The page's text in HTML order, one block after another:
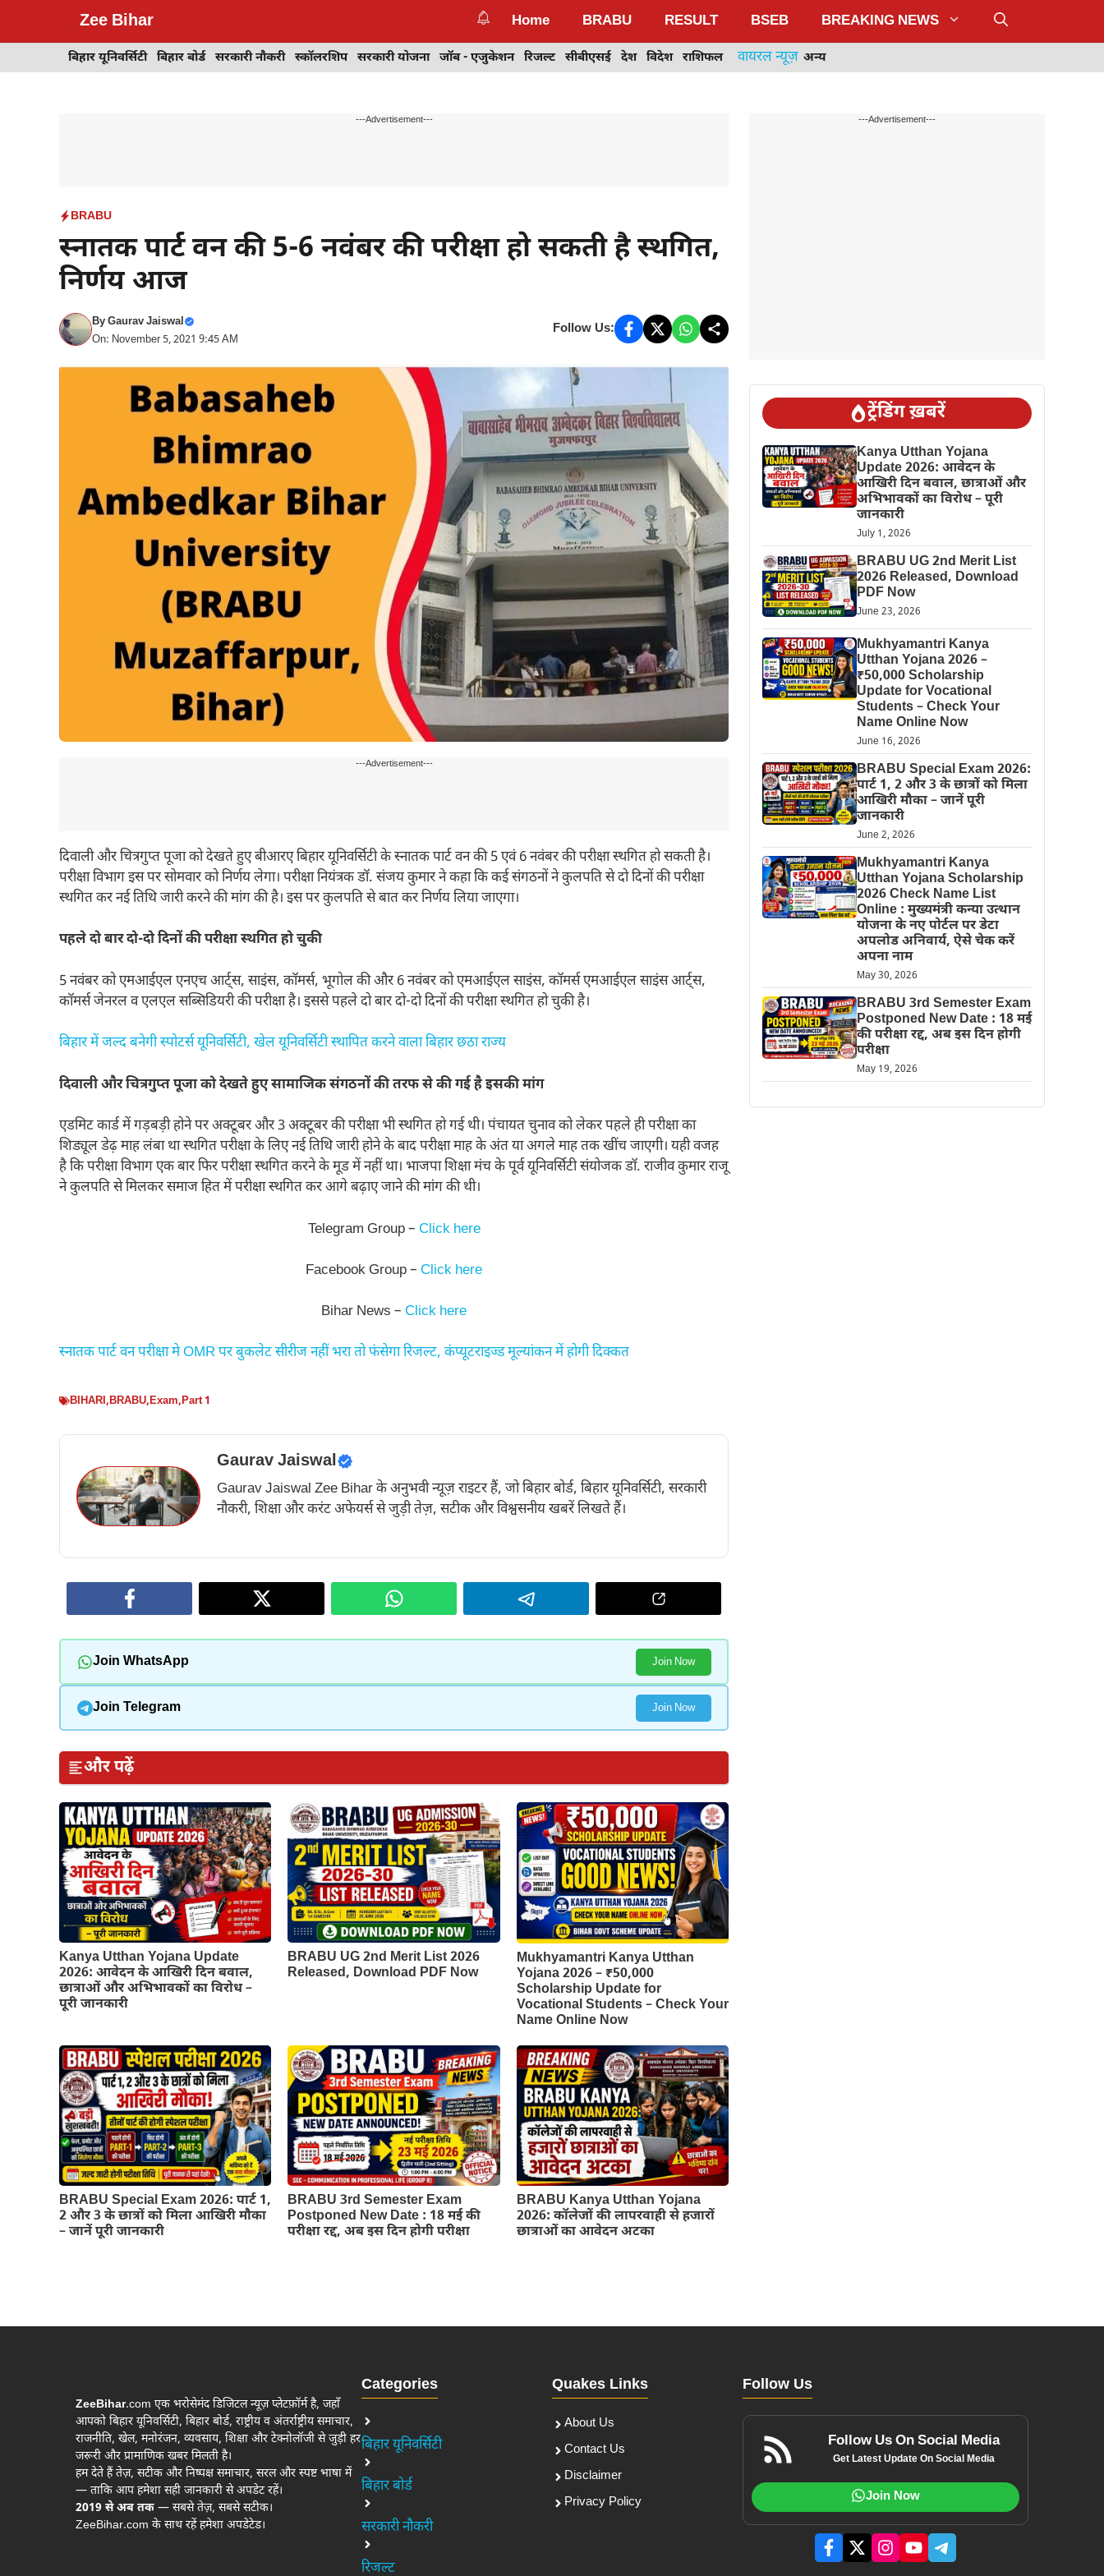
Zee Bihar Home BRABU RESULT BSEB BREAKING NEWS
बिहार यूनिवर्सिटी बिहार बोर्ड सरकारी नौकरी स्कॉलरशिप सरकारी योजना जॉब - एजुकेशन रिजल्ट सीबीएसई देश विदेश राशिफल वायरल न्यूज़ अन्य
---Advertisement---
BRABU
स्नातक पार्ट वन की 5-6 नवंबर की परीक्षा हो सकती है स्थगित,
निर्णय आज
ByGaurav Jaiswal
On: November 5, 2021 9:45 AM
Follow Us:
---Advertisement---
दिवाली और चित्रगुप्त पूजा को देखते हुए बीआरए बिहार यूनिवर्सिटी के स्नातक पार्ट वन की 5 एवं 6 नवंबर की परीक्षा स्थगित हो सकती है।
परीक्षा विभाग इस पर सोमवार को निर्णय लेगा। परीक्षा नियंत्रक डॉ. संजय कुमार ने कहा कि कई संगठनों ने कुलपति से दो दिनों की परीक्षा
स्थगित कर नई तिथि जारी करने की मांग की है। इस पर कुलपति से बात कर निर्णय लिया जाएगा।
पहले दो बार दो-दो दिनों की परीक्षा स्थगित हो चुकी
5 नवंबर को एमआईएल एनएच आर्ट्स, साइंस, कॉमर्स, भूगोल की और 6 नवंबर को एमआईएल साइंस, कॉमर्स एमआईएल साइंस आर्ट्स,
कॉमर्स जेनरल व एलएल सब्सिडियरी की परीक्षा है। इससे पहले दो बार दो-दो दिनों की परीक्षा स्थगित हो चुकी है।
बिहार में जल्द बनेगी स्पोटर्स यूनिवर्सिटी, खेल यूनिवर्सिटी स्थापित करने वाला बिहार छठा राज्य
दिवाली और चित्रगुप्त पूजा को देखते हुए सामाजिक संगठनों की तरफ से की गई है इसकी मांग
एडमिट कार्ड में गड़बड़ी होने पर अक्टूबर और 3 अक्टूबर की परीक्षा भी स्थगित हो गई थी। पंचायत चुनाव को लेकर पहले ही परीक्षा का
शिड्यूल डेढ़ माह लंबा था स्थगित परीक्षा के लिए नई तिथि जारी होने के बाद परीक्षा माह के अंत या अगले माह तक खींच जाएगी। यही वजह
है कि परीक्षा विभाग एक बार फिर परीक्षा स्थगित करने के मूड में नहीं था। भाजपा शिक्षा मंच के पूर्व यूनिवर्सिटी संयोजक डॉ. राजीव कुमार राजू
ने कुलपति से मिलकर समाज हित में परीक्षा स्थगित कर आगे बढ़ाए जाने की मांग की थी।
Telegram Group – Click here
Facebook Group – Click here
Bihar News – Click here
स्नातक पार्ट वन परीक्षा मे OMR पर बुकलेट सीरीज नहीं भरा तो फंसेगा रिजल्ट, कंप्यूटराइज्ड मूल्यांकन में होगी दिक्कत
BIHARI,BRABU,Exam,Part 1
Gaurav Jaiswal
Gaurav Jaiswal Zee Bihar के अनुभवी न्यूज़ राइटर हैं, जो बिहार बोर्ड, बिहार यूनिवर्सिटी, सरकारी
नौकरी, शिक्षा और करंट अफेयर्स से जुड़ी तेज़, सटीक और विश्वसनीय खबरें लिखते हैं।
Join WhatsApp Join Now
Join Telegram Join Now
और पढ़ें
Kanya Utthan Yojana Update
2026: आवेदन के आखिरी दिन बवाल,
छात्राओं और अभिभावकों का विरोध –
पूरी जानकारी
BRABU UG 2nd Merit List 2026
Released, Download PDF Now
Mukhyamantri Kanya Utthan
Yojana 2026 – ₹50,000
Scholarship Update for
Vocational Students – Check Your
Name Online Now
BRABU Special Exam 2026: पार्ट 1,
2 और 3 के छात्रों को मिला आखिरी मौका
– जानें पूरी जानकारी
BRABU 3rd Semester Exam
Postponed New Date : 18 मई की
परीक्षा रद्द, अब इस दिन होगी परीक्षा
BRABU Kanya Utthan Yojana
2026: कॉलेजों की लापरवाही से हजारों
छात्राओं का आवेदन अटका
---Advertisement---
ट्रेंडिंग ख़बरें
Kanya Utthan Yojana
Update 2026: आवेदन के
आखिरी दिन बवाल, छात्राओं और
अभिभावकों का विरोध – पूरी
जानकारी
July 1, 2026
BRABU UG 2nd Merit List
2026 Released, Download
PDF Now
June 23, 2026
Mukhyamantri Kanya
Utthan Yojana 2026 –
₹50,000 Scholarship
Update for Vocational
Students – Check Your
Name Online Now
June 16, 2026
BRABU Special Exam 2026:
पार्ट 1, 2 और 3 के छात्रों को मिला
आखिरी मौका – जानें पूरी
जानकारी
June 2, 2026
Mukhyamantri Kanya
Utthan Yojana Scholarship
2026 Check Name List
Online : मुख्यमंत्री कन्या उत्थान
योजना के नए पोर्टल पर डेटा
अपलोड अनिवार्य, ऐसे चेक करें
अपना नाम
May 30, 2026
BRABU 3rd Semester Exam
Postponed New Date : 18 मई
की परीक्षा रद्द, अब इस दिन होगी
परीक्षा
May 19, 2026
ZeeBihar.com एक भरोसेमंद डिजिटल न्यूज़ प्लेटफ़ॉर्म है, जहाँ
आपको बिहार यूनिवर्सिटी, बिहार बोर्ड, राष्ट्रीय व अंतर्राष्ट्रीय समाचार,
राजनीति, खेल, मनोरंजन, व्यवसाय, शिक्षा और टेक्नोलॉजी से जुड़ी हर
जरूरी और प्रामाणिक खबर मिलती है।
हम देते हैं तेज़, सटीक और निष्पक्ष समाचार, सरल और स्पष्ट भाषा में
— ताकि आप हमेशा सही जानकारी से अपडेट रहें।
2019 से अब तक — सबसे तेज़, सबसे सटीक।
ZeeBihar.com के साथ रहें हमेशा अपडेटेड।
Categories
बिहार यूनिवर्सिटी
बिहार बोर्ड
सरकारी नौकरी
रिजल्ट
Quakes Links
About Us
Contact Us
Disclaimer
Privacy Policy
Follow Us
Follow Us On Social Media
Get Latest Update On Social Media
Join Now